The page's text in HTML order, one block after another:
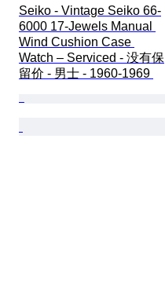
Seiko - Vintage Seiko 66-
6000 17-Jewels Manual
Wind Cushion Case
Watch – Serviced - 没有保
留价 - 男士 - 1960-1969